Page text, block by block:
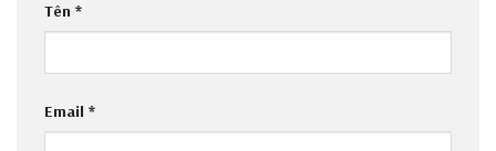
Tên *
Email *